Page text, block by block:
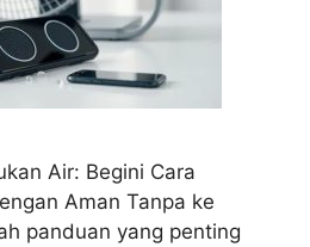
Air: Begini Cara
Aman Tanpa ke
panduan yang penting